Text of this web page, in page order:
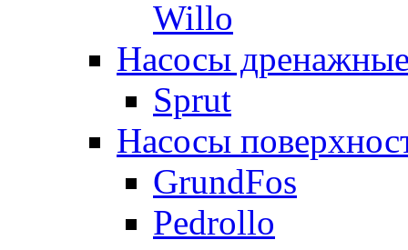
Willo
Насосы
Sprut
Насосы
GrundFos
Pedrollo